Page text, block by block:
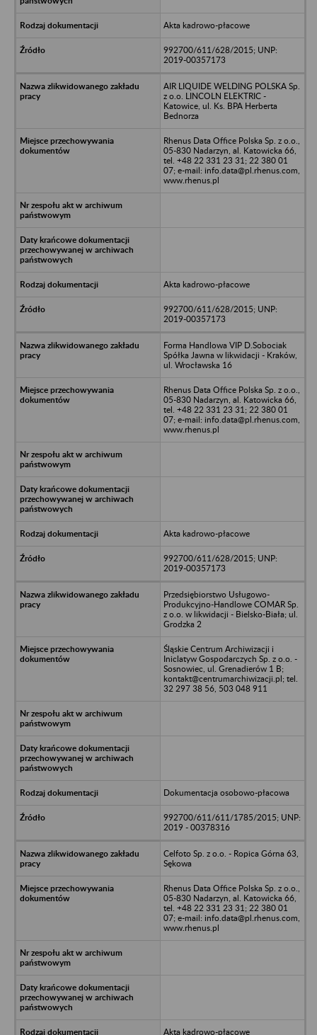
Akta kadrowo-płacowe
992700/611/628/2015; UNP:
2019-00357173
AIR LIQUIDE WELDING POLSKA Sp.
z o.o. LINCOLN ELEKTRIC -
Katowice, ul. Ks. BPA Herberta
Bednorza
Rhenus Data Office Polska Sp. z o.o.,
05-830 Nadarzyn, al. Katowicka 66,
tel. +48 22 331 23 31; 22 380 01
07; e-mail: info.data@pl.rhenus.com,
www.rhenus.pl
Akta kadrowo-płacowe
992700/611/628/2015; UNP:
2019-00357173
Forma Handlowa VIP D.Sobociak
Spółka Jawna w likwidacji - Kraków,
ul. Wrocławska 16
Rhenus Data Office Polska Sp. z o.o.,
05-830 Nadarzyn, al. Katowicka 66,
tel. +48 22 331 23 31; 22 380 01
07; e-mail: info.data@pl.rhenus.com,
www.rhenus.pl
Akta kadrowo-płacowe
992700/611/628/2015; UNP:
2019-00357173
Przedsiębiorstwo Usługowo-
Produkcyjno-Handlowe COMAR Sp.
z o.o. w likwidacji - Bielsko-Biała; ul.
Grodzka 2
Śląskie Centrum Archiwizacji i
Iniclatyw Gospodarczych Sp. z o.o. -
Sosnowiec, ul. Grenadierów 1 B;
kontakt@centrumarchiwizacji.pl; tel.
32 297 38 56, 503 048 911
Dokumentacja osobowo-płacowa
992700/611/611/1785/2015; UNP:
2019 - 00378316
Celfoto Sp. z o.o. - Ropica Górna 63,
Sękowa
Rhenus Data Office Polska Sp. z o.o.,
05-830 Nadarzyn, al. Katowicka 66,
tel. +48 22 331 23 31; 22 380 01
07; e-mail: info.data@pl.rhenus.com,
www.rhenus.pl
Akta kadrowo-płacowe